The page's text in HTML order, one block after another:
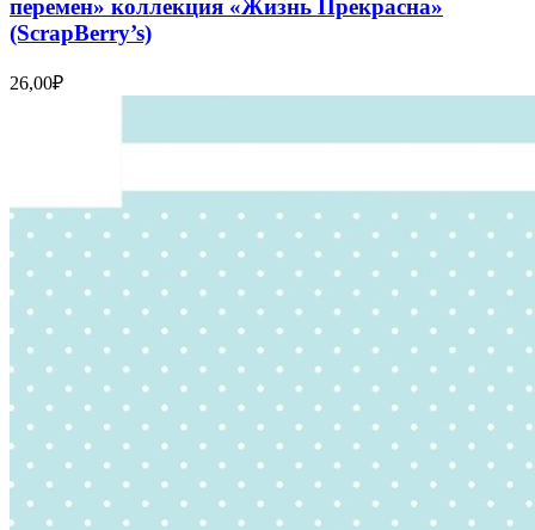
перемен» коллекция «Жизнь Прекрасна»
(ScrapBerry’s)
26,00₽